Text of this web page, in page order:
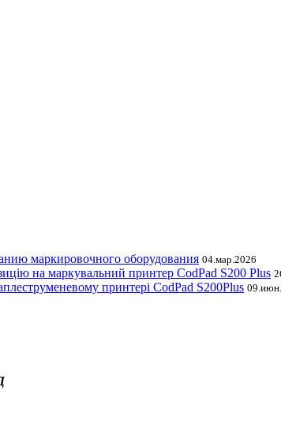
маркировочного оборудования 04.мар.2026
на маркувальний принтер CodPad S200 Plus
принтері CodPad S200Plus